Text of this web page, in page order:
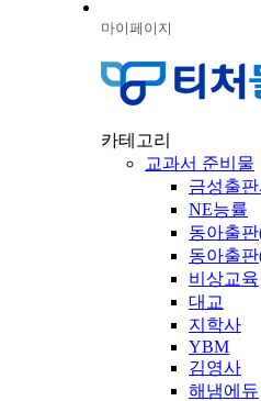
마이페이지
카테고리
교과서 준비물
금성출
NE능률
동아출
동아출
비상교육
대교
지학사
YBM
김영사
해냄에듀